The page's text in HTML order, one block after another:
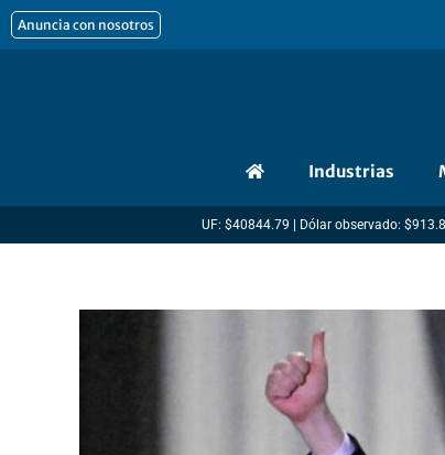
al
Anuncia con nosotros
Industrias
UF: $40844.79 | Dólar observado: